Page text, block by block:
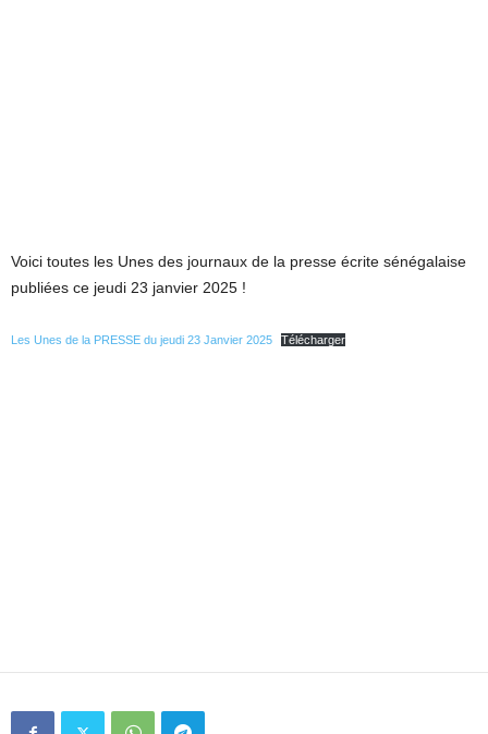
Voici toutes les Unes des journaux de la presse écrite sénégalaise
publiées ce jeudi 23 janvier 2025 !
Les Unes de la PRESSE du jeudi 23 Janvier 2025 Télécharger